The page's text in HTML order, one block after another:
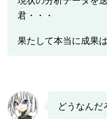
君・・・
果たして本当に成果
どうなんだ